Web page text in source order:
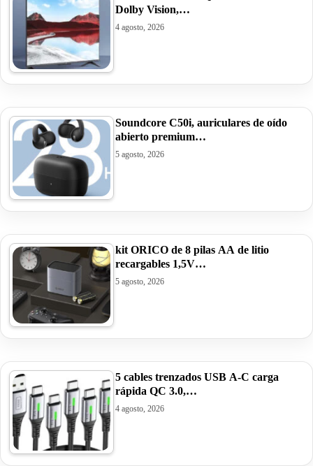
Dolby Vision,…
4 agosto, 2026
Soundcore C50i, auriculares de oído
abierto premium…
5 agosto, 2026
kit ORICO de 8 pilas AA de litio
recargables 1,5V…
5 agosto, 2026
5 cables trenzados USB A-C carga
rápida QC 3.0,…
4 agosto, 2026